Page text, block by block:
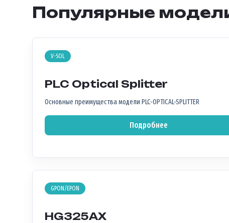
Популярные
V-SOL
PLC Optical Splitter
Основные преимущества модели PLC-OPTICAL-SPLITTER
Подробнее
GPON/EPON
HG325AX